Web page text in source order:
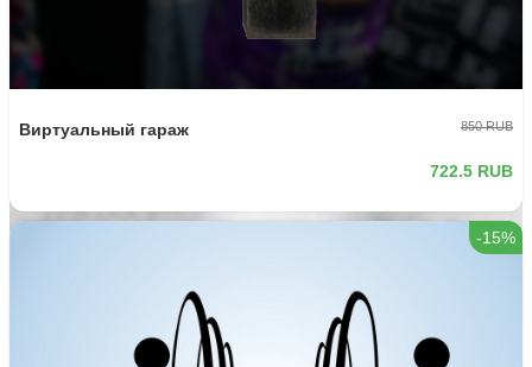
Виртуальный гараж 850 RUB
722.5 RUB
-15%